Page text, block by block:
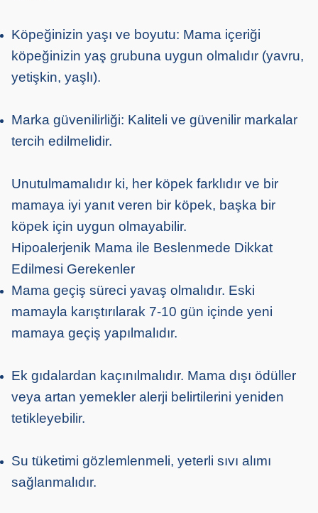
Köpeğinizin yaşı ve boyutu: Mama içeriği
köpeğinizin yaş grubuna uygun olmalıdır (yavru,
yetişkin, yaşlı).
Marka güvenilirliği: Kaliteli ve güvenilir markalar
tercih edilmelidir.
Unutulmamalıdır ki, her köpek farklıdır ve bir
mamaya iyi yanıt veren bir köpek, başka bir
köpek için uygun olmayabilir.
Hipoalerjenik Mama ile Beslenmede Dikkat
Edilmesi Gerekenler
Mama geçiş süreci yavaş olmalıdır. Eski
mamayla karıştırılarak 7-10 gün içinde yeni
mamaya geçiş yapılmalıdır.
Ek gıdalardan kaçınılmalıdır. Mama dışı ödüller
veya artan yemekler alerji belirtilerini yeniden
tetikleyebilir.
Su tüketimi gözlemlenmeli, yeterli sıvı alımı
sağlanmalıdır.